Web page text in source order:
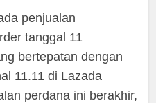
penjualan
tanggal 11
bertepatan dengan
11.11 di Lazada
perdana ini berakhir,